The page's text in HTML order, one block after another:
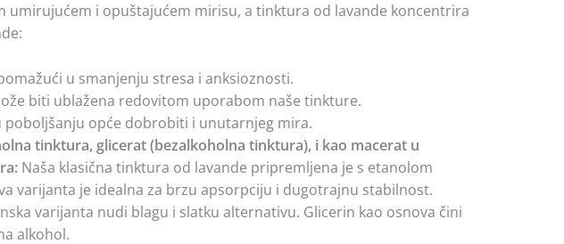
umirujućem i opuštajućem mirisu, a tinktura od lavande koncentrira
u smanjenju stresa i anksioznosti.
biti ublažena redovitom uporabom naše tinkture.
poboljšanju opće dobrobiti i unutarnjeg mira.
tinktura, glicerat (bezalkoholna tinktura), i kao macerat u
Naša klasična tinktura od lavande pripremljena je s etanolom
varijanta je idealna za brzu apsorpciju i dugotrajnu stabilnost.
varijanta nudi blagu i slatku alternativu. Glicerin kao osnova čini
alkohol.